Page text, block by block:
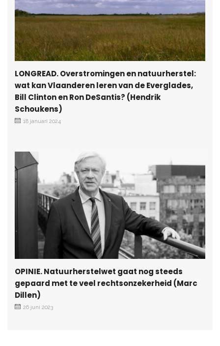
LONGREAD. Overstromingen en natuurherstel:
wat kan Vlaanderen leren van de Everglades,
Bill Clinton en Ron DeSantis? (Hendrik
Schoukens)
18 januari 2024
OPINIE. Natuurherstelwet gaat nog steeds
gepaard met te veel rechtsonzekerheid (Marc
Dillen)
26 juni 2023